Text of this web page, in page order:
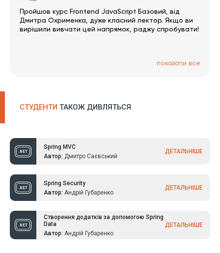
Пройшов курс Frontend JavaScript Базовий, від
Дмитра Охрименка, дуже класний лектор. Якщо ви
вирішили вивчати цей напрямок, раджу спробувати!
показати все
СТУДЕНТИ ТАКОЖ ДИВЛЯТЬСЯ
Spring MVC
Автор: Дмитро Саєвський
ДЕТАЛЬНІШЕ
Spring Security
Автор: Андрій Губаренко
ДЕТАЛЬНІШЕ
Створення додатків за допомогою Spring
Data
Автор: Андрій Губаренко
ДЕТАЛЬНІШЕ